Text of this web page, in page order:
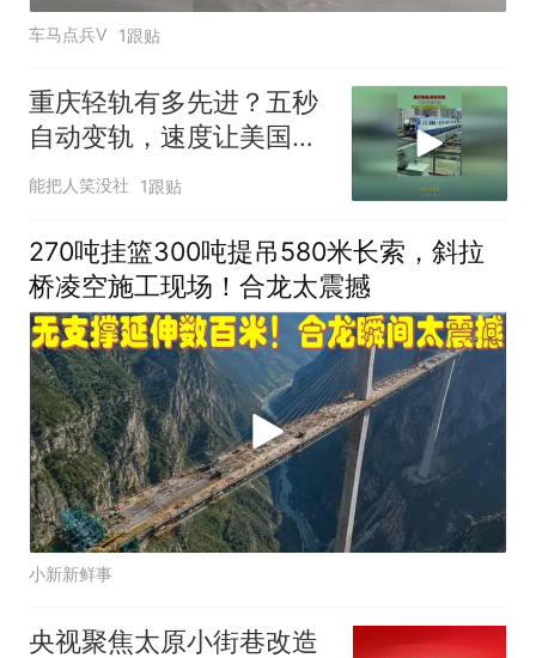
车马点兵V 1跟贴
重庆轻轨有多先进？五秒
自动变轨，速度让美国望
尘莫及
能把人笑没社 1跟贴
270吨挂篮300吨提吊580米长索，斜拉
桥凌空施工现场！合龙太震撼
小新新鲜事
央视聚焦太原小街巷改造